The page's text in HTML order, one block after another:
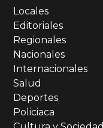
Locales
Editoriales
Regionales
Nacionales
Internacionales
Salud
Deportes
Policiaca